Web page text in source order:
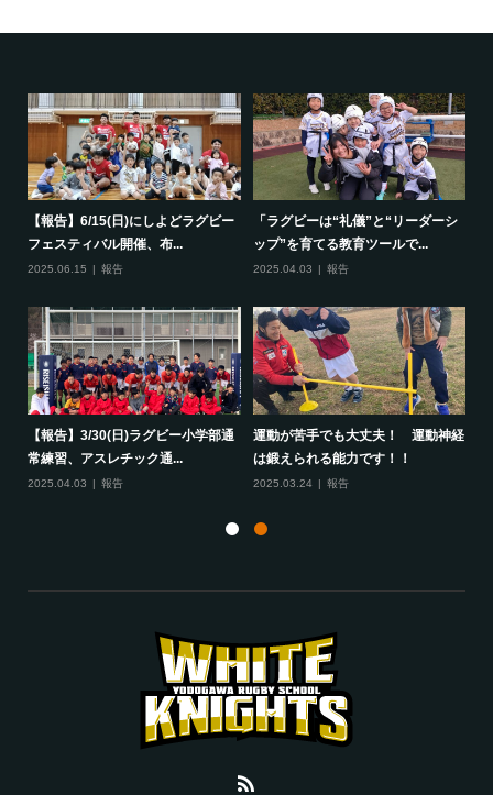
【報告】6/15(日)にしよどラグビー
フェスティバル開催、布...
2025.06.15 報告
「ラグビーは“礼儀”と“リーダーシ
ップ”を育てる教育ツールで...
2025.04.03 報告
【報告】3/30(日)ラグビー小学部通
常練習、アスレチック通...
2025.04.03 報告
運動が苦手でも大丈夫！ 運動神経
は鍛えられる能力です！！
2025.03.24 報告